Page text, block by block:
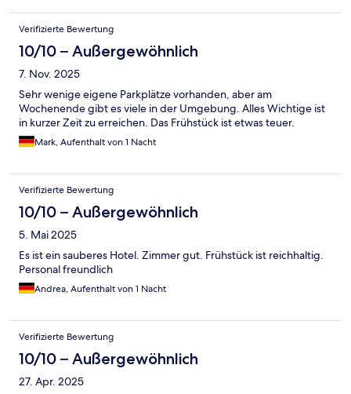
Verifizierte Bewertung
10/10 – Außergewöhnlich
7. Nov. 2025
Sehr wenige eigene Parkplätze vorhanden, aber am
Wochenende gibt es viele in der Umgebung. Alles Wichtige ist
in kurzer Zeit zu erreichen. Das Frühstück ist etwas teuer.
Mark, Aufenthalt von 1 Nacht
Verifizierte Bewertung
10/10 – Außergewöhnlich
5. Mai 2025
Es ist ein sauberes Hotel. Zimmer gut. Frühstück ist reichhaltig.
Personal freundlich
Andrea, Aufenthalt von 1 Nacht
Verifizierte Bewertung
10/10 – Außergewöhnlich
27. Apr. 2025